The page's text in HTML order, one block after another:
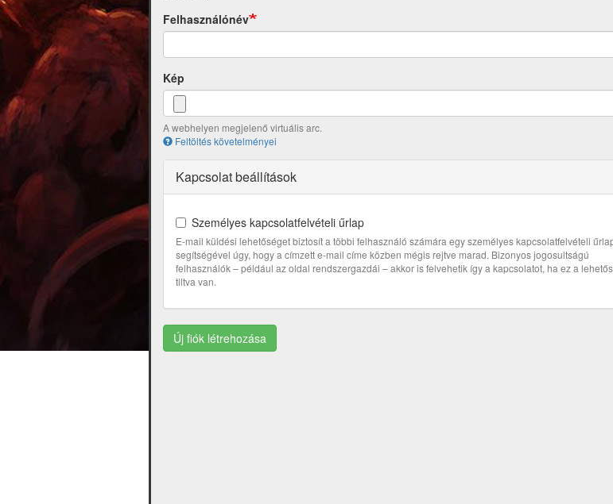
Felhasználónév
Kép
A webhelyen megjelenő virtuális arc.
Feltöltés követelményei
Kapcsolat beállítások
Személyes kapcsolatfelvételi űrlap
E-mail küldési lehetőséget biztosít a többi felhasználó számára egy személyes kapcsolatfelvételi
segítségével úgy, hogy a címzett e-mail címe közben mégis rejtve marad. Bizonyos jogosultságú
felhasználók – például az oldal rendszergazdái – akkor is felvehetik így a kapcsolatot, ha ez a
tiltva van.
Új fiók létrehozása